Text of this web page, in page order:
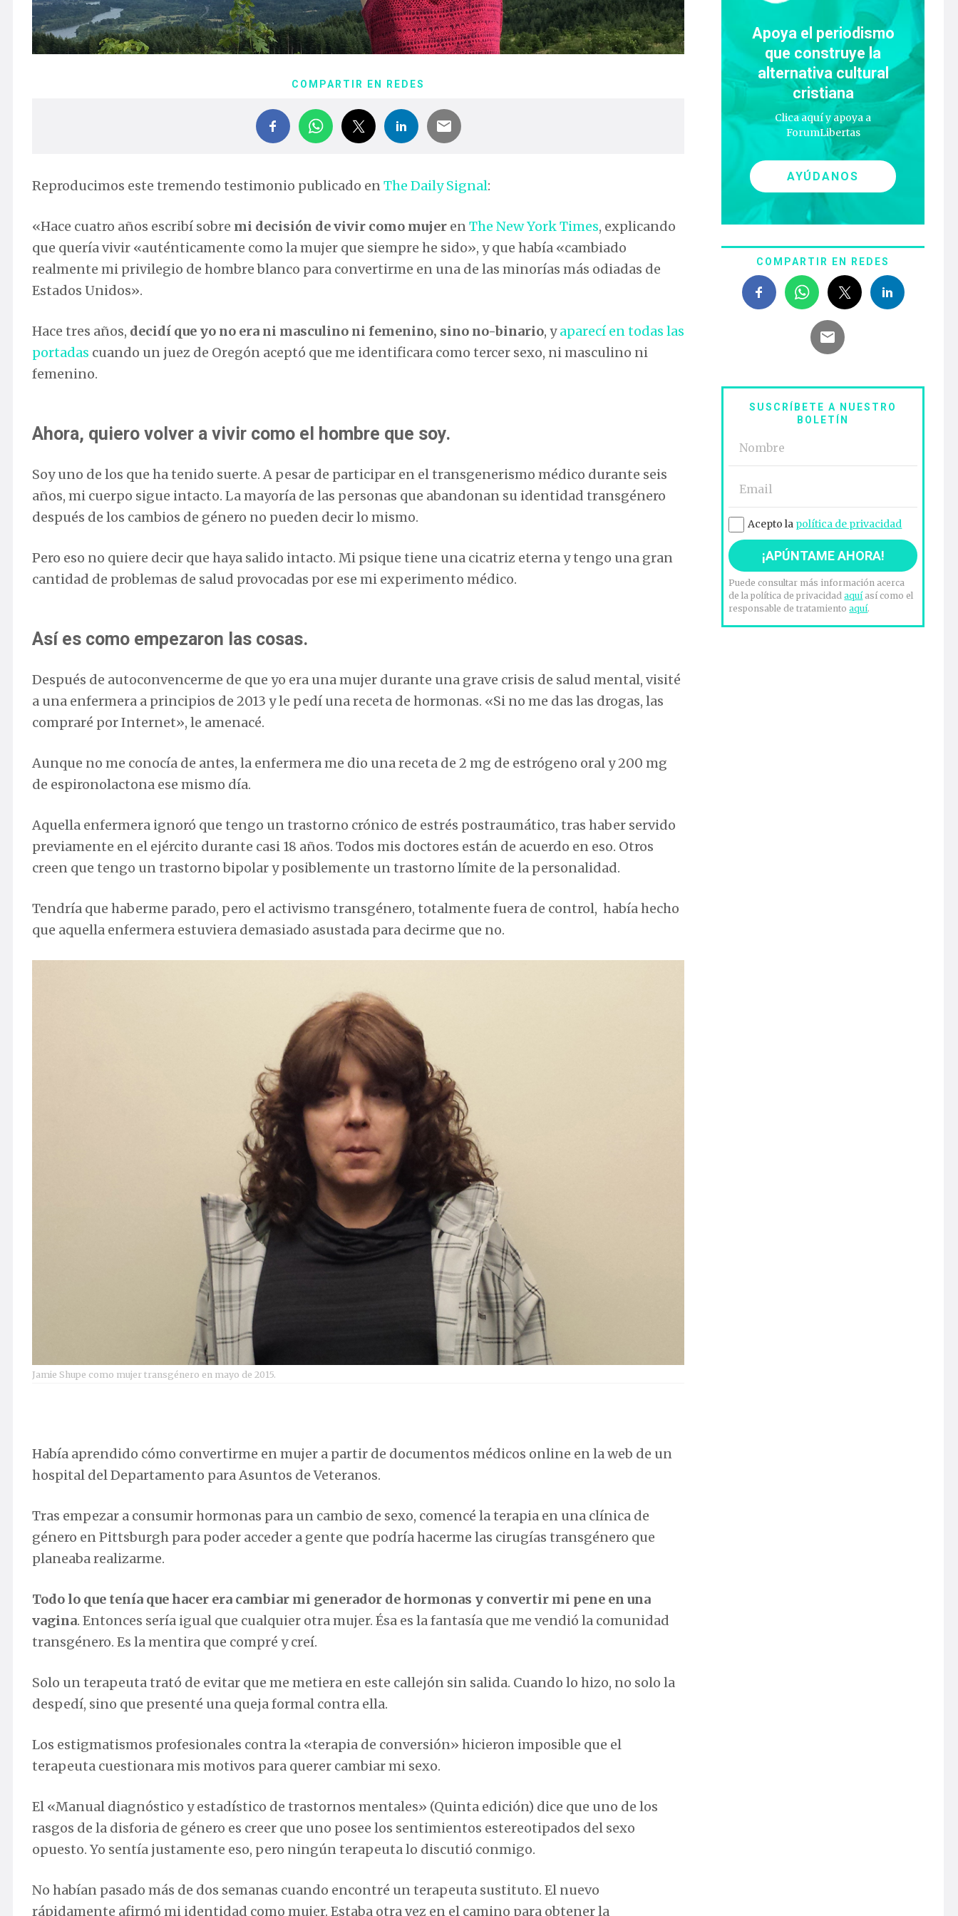
COMPARTIR EN REDES
Reproducimos este tremendo testimonio publicado enThe Daily Signal:
«Hace cuatro años escribí sobre mi decisión de vivir como mujer enThe New York Times, explicando
que quería vivir «auténticamente como la mujer que siempre he sido», y que había «cambiado
realmente mi privilegio de hombre blanco para convertirme en una de las minorías más odiadas de
Estados Unidos».
Hace tres años, decidí que yo no era ni masculino ni femenino, sino no-binario, yaparecí en todas las
portadas cuando un juez de Oregón aceptó que me identificara como tercer sexo, ni masculino ni
femenino.
Ahora, quiero volver a vivir como el hombre que soy.
Soy uno de los que ha tenido suerte. A pesar de participar en el transgenerismo médico durante seis
años, mi cuerpo sigue intacto. La mayoría de las personas que abandonan su identidad transgénero
después de los cambios de género no pueden decir lo mismo.
Pero eso no quiere decir que haya salido intacto. Mi psique tiene una cicatriz eterna y tengo una gran
cantidad de problemas de salud provocadas por ese mi experimento médico.
Así es como empezaron las cosas.
Después de autoconvencerme de que yo era una mujer durante una grave crisis de salud mental, visité
a una enfermera a principios de 2013 y le pedí una receta de hormonas. «Si no me das las drogas, las
compraré por Internet», le amenacé.
Aunque no me conocía de antes, la enfermera me dio una receta de 2 mg de estrógeno oral y 200 mg
de espironolactona ese mismo día.
Aquella enfermera ignoró que tengo un trastorno crónico de estrés postraumático, tras haber servido
previamente en el ejército durante casi 18 años. Todos mis doctores están de acuerdo en eso. Otros
creen que tengo un trastorno bipolar y posiblemente un trastorno límite de la personalidad.
Tendría que haberme parado, pero el activismo transgénero, totalmente fuera de control, había hecho
que aquella enfermera estuviera demasiado asustada para decirme que no.
Jamie Shupe como mujer transgénero en mayo de 2015.
Había aprendido cómo convertirme en mujer a partir de documentos médicos online en la web de un
hospital del Departamento para Asuntos de Veteranos.
Tras empezar a consumir hormonas para un cambio de sexo, comencé la terapia en una clínica de
género en Pittsburgh para poder acceder a gente que podría hacerme las cirugías transgénero que
planeaba realizarme.
Todo lo que tenía que hacer era cambiar mi generador de hormonas y convertir mi pene en una
vagina. Entonces sería igual que cualquier otra mujer. Ésa es la fantasía que me vendió la comunidad
transgénero. Es la mentira que compré y creí.
Solo un terapeuta trató de evitar que me metiera en este callejón sin salida. Cuando lo hizo, no solo la
despedí, sino que presenté una queja formal contra ella.
Los estigmatismos profesionales contra la «terapia de conversión» hicieron imposible que el
terapeuta cuestionara mis motivos para querer cambiar mi sexo.
El «Manual diagnóstico y estadístico de trastornos mentales» (Quinta edición) dice que uno de los
rasgos de la disforia de género es creer que uno posee los sentimientos estereotipados del sexo
opuesto. Yo sentía justamente eso, pero ningún terapeuta lo discutió conmigo.
No habían pasado más de dos semanas cuando encontré un terapeuta sustituto. El nuevo
rápidamente afirmó mi identidad como mujer. Estaba otra vez en el camino para obtener la
Apoya el periodismo
que construye la
alternativa cultural
cristiana
Clica aquí y apoya a
ForumLibertas
AYÚDANOS
COMPARTIR EN REDES
SUSCRÍBETE A NUESTRO
BOLETÍN
Acepto la política de privacidad
Puede consultar más información acerca
de la política de privacidadaquíasí como el
responsable de tratamientoaquí.